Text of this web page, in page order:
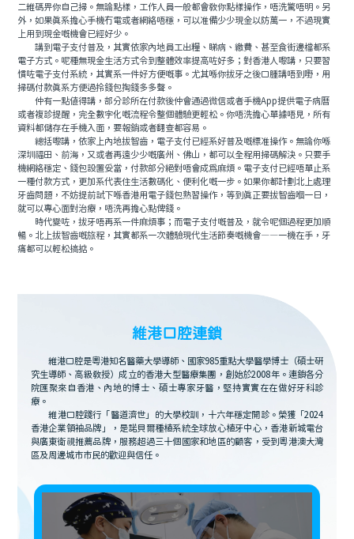
二維碼畀你自己掃。無論點樣，工作人員一般都會教你點樣操作，唔洗驚唔明。另
外，如果真系擔心手機冇電或者網絡唔穩，可以准備少少現金以防萬一，不過現實
上用到現金嘅機會已經好少。
講到電子支付普及，其實依家內地員工出糧、睇病、繳費、甚至食街邊檔都系
電子方式。呢種無現金生活方式令到整體效率提高咗好多；對香港人嚟講，只要習
慣咗電子支付系統，其實系一件好方便嘅事。尤其喺你拔牙之後口腫講唔到嘢，用
掃碼付款真系方便過拎錢包掏錢多多聲。
仲有一點值得講，部分診所在付款後仲會通過微信或者手機App提供電子病曆
或者複診提醒，完全數字化嘅流程令整個體驗更輕松。你唔洗擔心單據唔見，所有
資料都儲存在手機入面，要報銷或者翻查都容易。
總括嚟講，依家上內地拔智齒，電子支付已經系好普及嘅標准操作。無論你喺
深圳福田、前海，又或者再遠少少嘅廣州、佛山，都可以全程用掃碼解決。只要手
機網絡穩定、錢包設置妥當，付款部分絕對唔會成爲麻煩。電子支付已經唔單止系
一種付款方式，更加系代表住生活數碼化、便利化嘅一步。如果你都計劃北上處理
牙齒問題，不妨提前試下喺香港用電子錢包熟習操作，等到真正要拔智齒嗰一日，
就可以專心面對治療，唔洗再擔心點俾錢。
時代變咗，拔牙唔再系一件麻煩事；而電子支付嘅普及，就令呢個過程更加順
暢。北上拔智齒嘅旅程，其實都系一次體驗現代生活節奏嘅機會——一機在手，牙
痛都可以輕松搞掂。
維港口腔連鎖
維港口腔是粵港知名醫藥大學導師、國家985重點大學醫學博士（碩士研
究生導師、高級教授）成立的香港大型醫療集團，創始於2008年。連鎖各分
院匯聚來自香港、內地的博士、碩士專家牙醫，堅持實實在在做好牙科診
療。
維港口腔踐行「醫道濟世」的大學校訓，十六年穩定開診。榮獲「2024
香港企業領袖品牌」，是諾貝爾種植系統全球放心植牙中心，香港新城電台
與廣東衛視推薦品牌，服務超過三十個國家和地區的顧客，受到粵港澳大灣
區及周邊城市市民的歡迎與信任。